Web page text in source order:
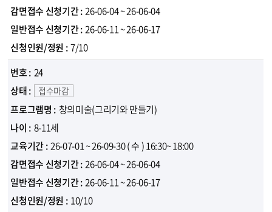
26-06-04 ~ 26-06-04
26-06-11 ~ 26-06-17
7/10
24
접수마감
창의미술(그리기와 만들기)
8-11세
26-07-01 ~ 26-09-30( 수 )16:30~ 18:00
26-06-04 ~ 26-06-04
26-06-11 ~ 26-06-17
10/10